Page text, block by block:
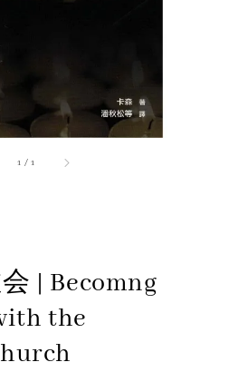
1 /1
| Becomng
the